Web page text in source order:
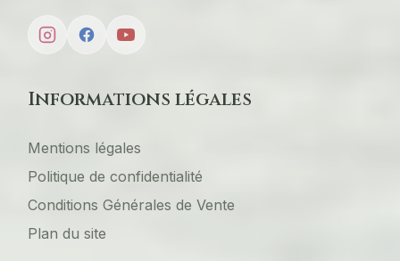
Informations légales
Mentions légales
Politique de confidentialité
Conditions Générales de Vente
Plan du site